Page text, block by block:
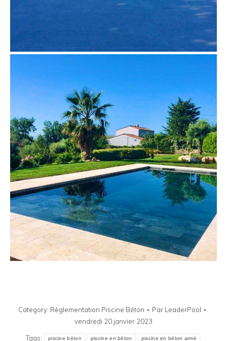
Category: Règlementation Piscine Béton Par LeaderPool
vendredi 20 janvier 2023
Tags: piscine béton piscine en béton piscine en béton armé